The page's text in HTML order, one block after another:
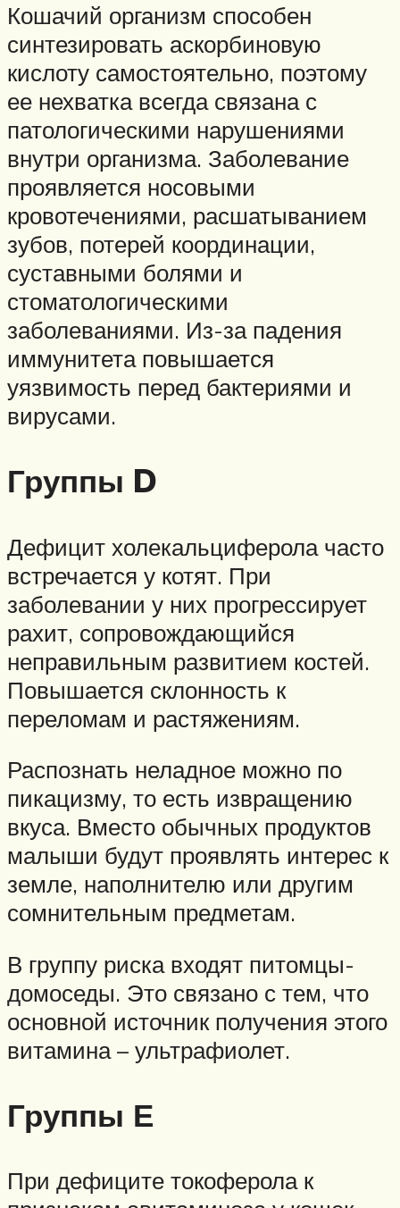
Кошачий организм способен
синтезировать аскорбиновую
кислоту самостоятельно, поэтому
ее нехватка всегда связана с
патологическими нарушениями
внутри организма. Заболевание
проявляется носовыми
кровотечениями, расшатыванием
зубов, потерей координации,
суставными болями и
стоматологическими
заболеваниями. Из-за падения
иммунитета повышается
уязвимость перед бактериями и
вирусами.
Группы D
Дефицит холекальциферола часто
встречается у котят. При
заболевании у них прогрессирует
рахит, сопровождающийся
неправильным развитием костей.
Повышается склонность к
переломам и растяжениям.
Распознать неладное можно по
пикацизму, то есть извращению
вкуса. Вместо обычных продуктов
малыши будут проявлять интерес к
земле, наполнителю или другим
сомнительным предметам.
В группу риска входят питомцы-
домоседы. Это связано с тем, что
основной источник получения этого
витамина – ультрафиолет.
Группы Е
При дефиците токоферола к